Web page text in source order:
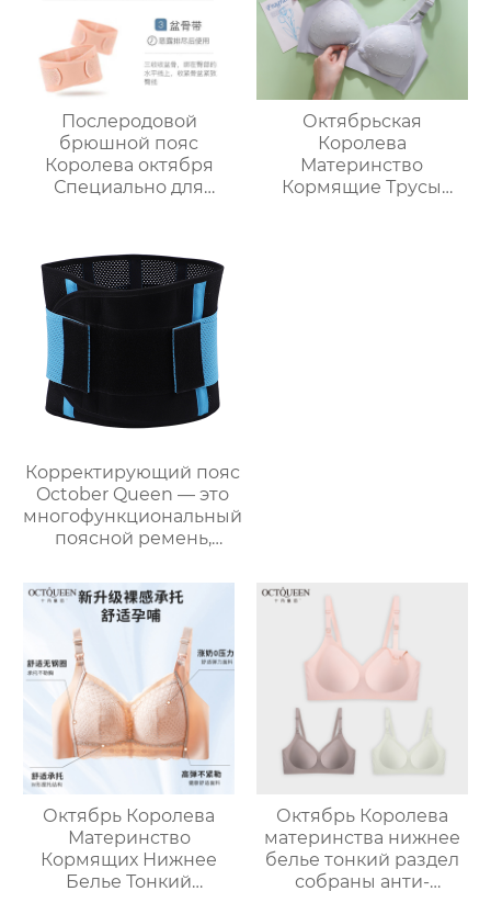
Послеродовой
брюшной пояс
Королева октября
Специально для
размер Строгание и
разглаживание
Втягивание рук
двойного назначения
и удержание таза
Тонкий стиль
Октябрьская
Королева
Материнство
Кормящие Трусы
Корректирующий пояс
October Queen — это
многофункциональный
поясной ремень,
удобную поддержку,
контроль живота и
защиту талии.
Октябрь Королева
Материнство
Кормящих Нижнее
Белье Тонкий
Октябрь Королева
материнства нижнее
белье тонкий раздел
собраны анти-